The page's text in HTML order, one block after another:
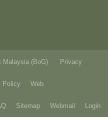
Malaysia (BoG) Privacy
Policy Web
Sitemap Webmail Login